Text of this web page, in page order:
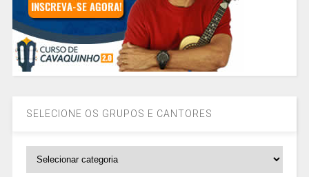
SELECIONE OS GRUPOS E CANTORES